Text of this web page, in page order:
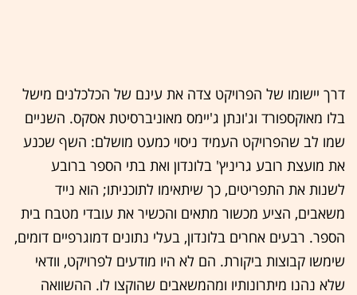
דרך יישומו של הפרויקט צדה את עינם של הכלכלנים מישל
בלו מאוקספורד וג'ונתן ג'יימס מאוניברסיטת אסקס. השניים
שמו לב שהפרויקט העמיד ניסוי כמעט מושלם: השף שכנע
את מועצת רובע גריניץ' בלונדון ואת בתי הספר ברובע
לשנות את התפריטים, כך שיתאימו לתוכניתו; הוא נייד
משאבים, הציע מכשור מתאים והכשיר את עובדי מטבח בית
הספר. רבעים אחרים בלונדון, בעלי נתונים דמוגרפיים דומים,
שימשו קבוצות ביקורת. הם לא היו מודעים לפרויקט, וודאי
שלא נהנו מיתרונותיו ומהמשאבים שהוקצו לו. ההשוואה